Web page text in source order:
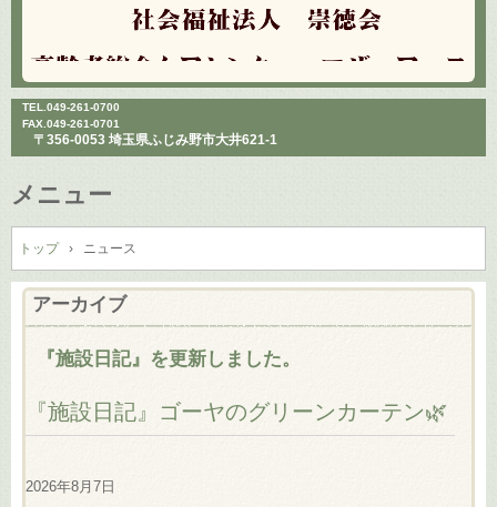
TEL. 049-261-0700
FAX.049-261-0701
〒356-0053 埼玉県ふじみ野市大井621-1
メニュー
コ
ン
テ
ン
プ
トップ › ニュース
アーカイブ
『施設日記』を更新しました。
『施設日記』ゴーヤのグリーンカーテン🌿
2026年8月7日